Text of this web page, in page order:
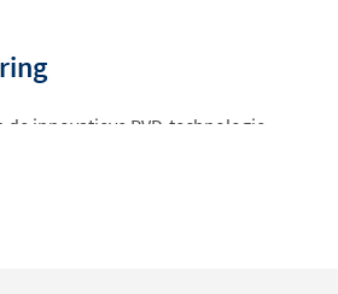
innovatieve PVD-technologie